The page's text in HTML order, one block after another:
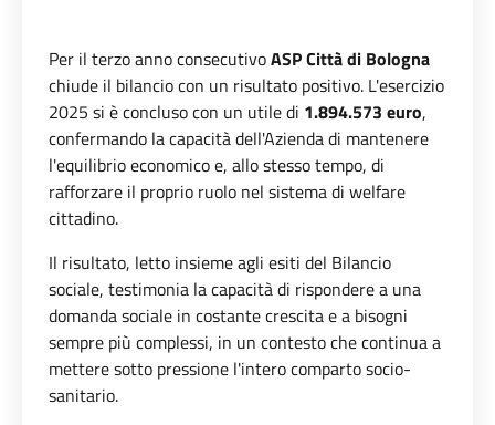
Per il terzo anno consecutivoASP Città di Bologna
chiude il bilancio con un risultato positivo. L'esercizio
2025 si è concluso con un utile di 1.894.573 euro,
confermando la capacità dell'Azienda di mantenere
l'equilibrio economico e, allo stesso tempo, di
rafforzare il proprio ruolo nel sistema di welfare
cittadino.
Il risultato, letto insieme agli esiti del Bilancio
sociale, testimonia la capacità di rispondere a una
domanda sociale in costante crescita e a bisogni
sempre più complessi, in un contesto che continua a
mettere sotto pressione l'intero comparto socio-
sanitario.